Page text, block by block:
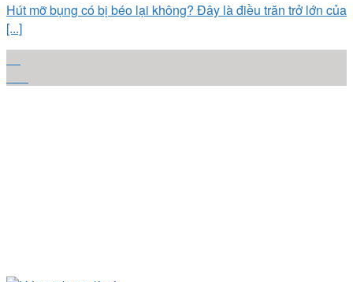
Hút mỡ bụng có bị béo lại không? Đây là điều trăn trở lớn của
[...]